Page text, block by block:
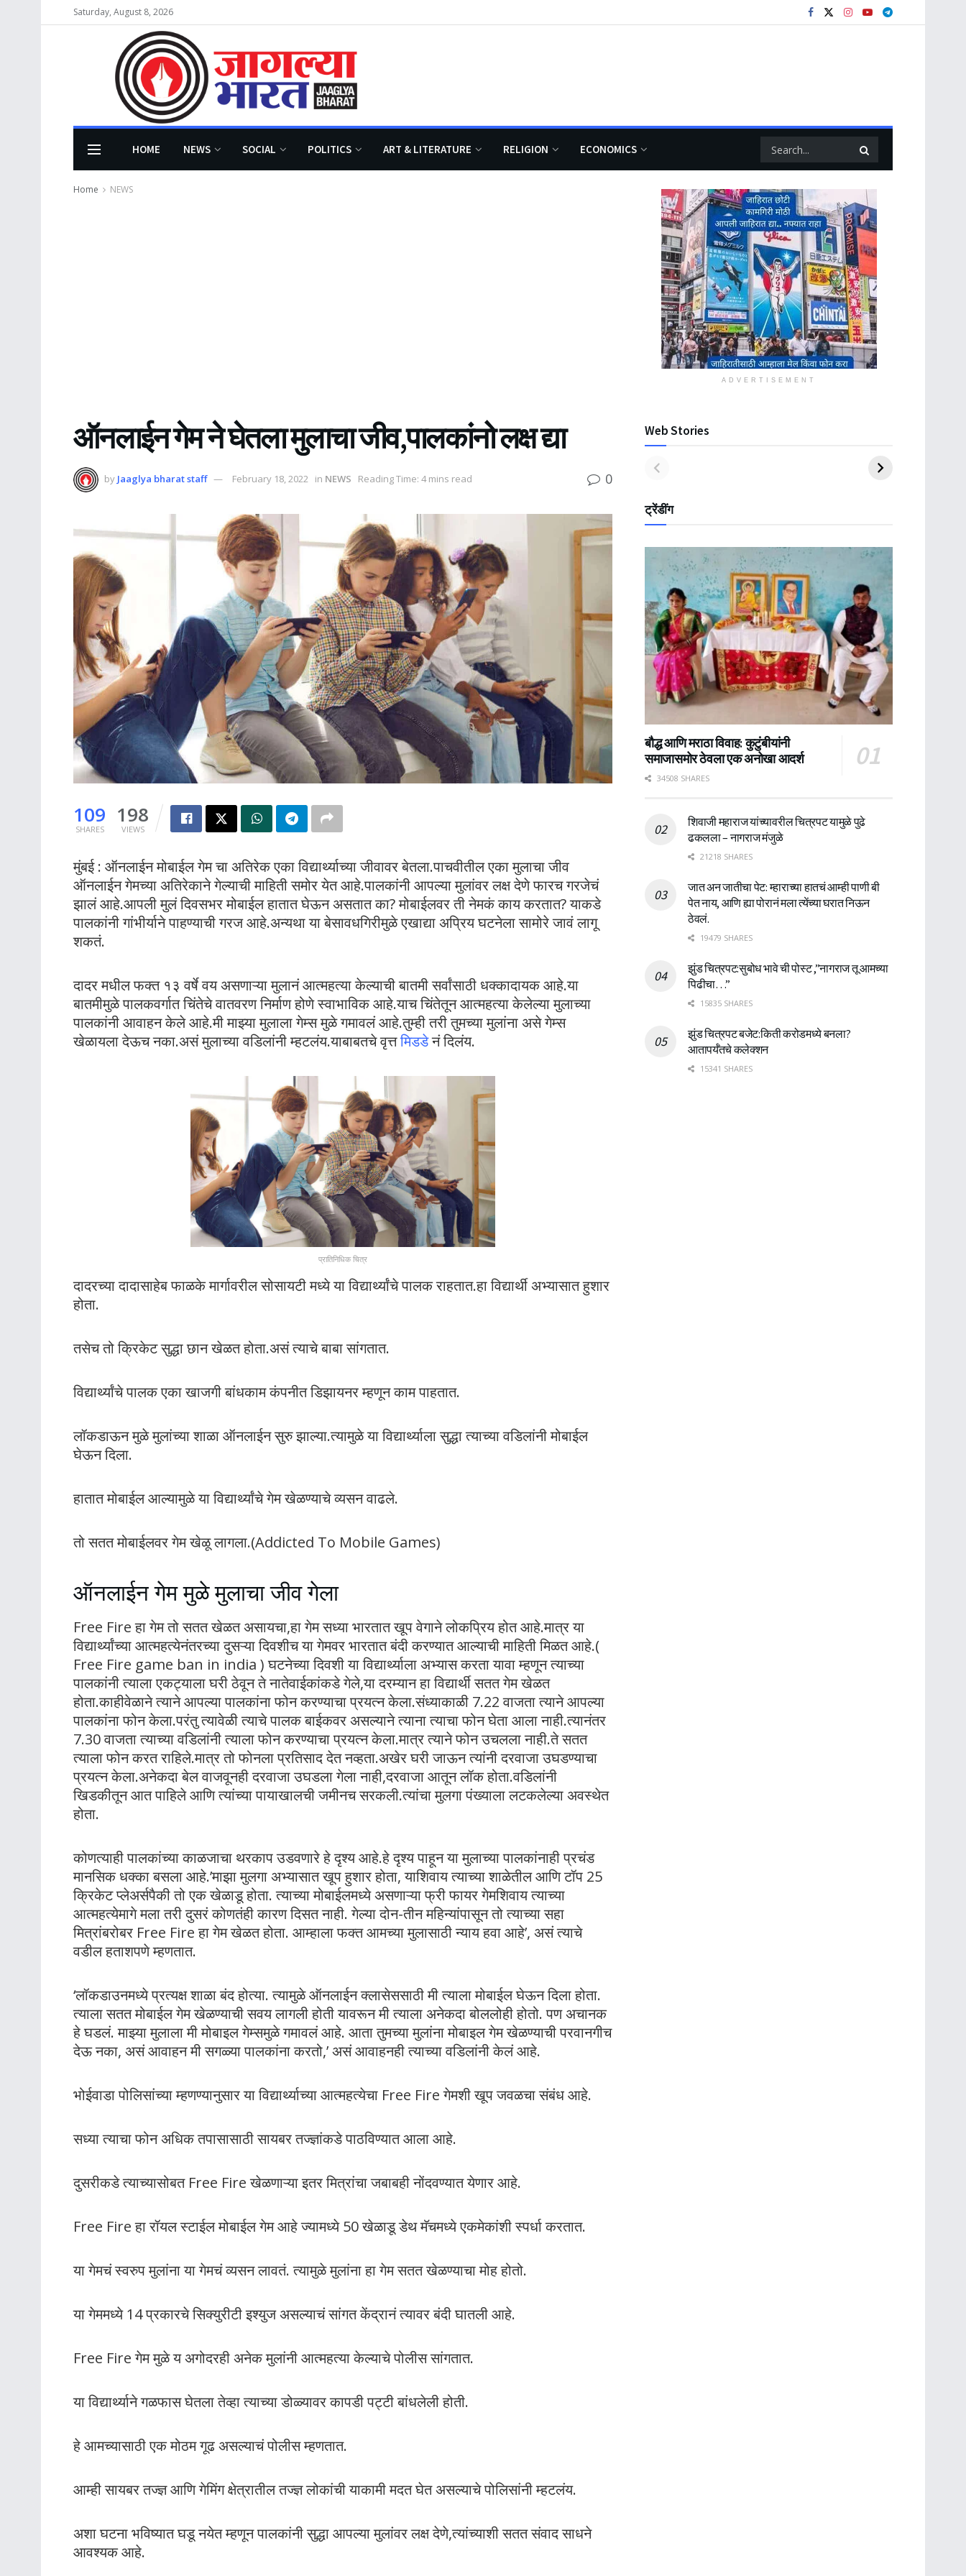
Saturday, August 8, 2026
HOME NEWS SOCIAL POLITICS ART & LITERATURE RELIGION ECONOMICS
Home NEWS
ऑनलाईन गेम ने घेतला मुलाचा जीव,पालकांनो लक्ष द्या
by Jaaglya bharat staff February 18, 2022 in NEWS Reading Time: 4 mins read 0
109
SHARES
198
VIEWS
मुंबई : ऑनलाईन मोबाईल गेम चा अतिरेक एका विद्यार्थ्याच्या जीवावर बेतला.पाचवीतील एका मुलाचा जीव
ऑनलाईन गेमच्या अतिरेकाने गेल्याची माहिती समोर येत आहे.पालकांनी आपल्या मुलांवर लक्ष देणे फारच गरजेचं
झालं आहे.आपली मुलं दिवसभर मोबाईल हातात घेऊन असतात का? मोबाईलवर ती नेमकं काय करतात? याकडे
पालकांनी गांभीर्याने पाहण्याची गरज आहे.अन्यथा या बेसावधगिरीमुळे एखाद्या अप्रिय घटनेला सामोरे जावं लागू
शकतं.
दादर मधील फक्त १३ वर्षे वय असणाऱ्या मुलानं आत्महत्या केल्याची बातमी सर्वांसाठी धक्कादायक आहे.या
बातमीमुळे पालकवर्गात चिंतेचे वातवरण निर्माण होणे स्वाभाविक आहे.याच चिंतेतून आत्महत्या केलेल्या मुलाच्या
पालकांनी आवाहन केले आहे.मी माझ्या मुलाला गेम्स मुळे गमावलं आहे.तुम्ही तरी तुमच्या मुलांना असे गेम्स
खेळायला देऊच नका.असं मुलाच्या वडिलांनी म्हटलंय.याबाबतचे वृत्तमिडडेनं दिलंय.
प्रातिनिधिक चित्र
दादरच्या दादासाहेब फाळके मार्गावरील सोसायटी मध्ये या विद्यार्थ्यांचे पालक राहतात.हा विद्यार्थी अभ्यासात हुशार
होता.
तसेच तो क्रिकेट सुद्धा छान खेळत होता.असं त्याचे बाबा सांगतात.
विद्यार्थ्यांचे पालक एका खाजगी बांधकाम कंपनीत डिझायनर म्हणून काम पाहतात.
लॉकडाऊन मुळे मुलांच्या शाळा ऑनलाईन सुरु झाल्या.त्यामुळे या विद्यार्थ्याला सुद्धा त्याच्या वडिलांनी मोबाईल
घेऊन दिला.
हातात मोबाईल आल्यामुळे या विद्यार्थ्यांचे गेम खेळण्याचे व्यसन वाढले.
तो सतत मोबाईलवर गेम खेळू लागला.(Addicted To Mobile Games)
ऑनलाईन गेम मुळे मुलाचा जीव गेला
Free Fire हा गेम तो सतत खेळत असायचा,हा गेम सध्या भारतात खूप वेगाने लोकप्रिय होत आहे.मात्र या
विद्यार्थ्यांच्या आत्महत्येनंतरच्या दुसऱ्या दिवशीच या गेमवर भारतात बंदी करण्यात आल्याची माहिती मिळत आहे.(
Free Fire game ban in india ) घटनेच्या दिवशी या विद्यार्थ्याला अभ्यास करता यावा म्हणून त्याच्या
पालकांनी त्याला एकट्याला घरी ठेवून ते नातेवाईकांकडे गेले,या दरम्यान हा विद्यार्थी सतत गेम खेळत
होता.काहीवेळाने त्याने आपल्या पालकांना फोन करण्याचा प्रयत्न केला.संध्याकाळी 7.22 वाजता त्याने आपल्या
पालकांना फोन केला.परंतु त्यावेळी त्याचे पालक बाईकवर असल्याने त्याना त्याचा फोन घेता आला नाही.त्यानंतर
7.30 वाजता त्याच्या वडिलांनी त्याला फोन करण्याचा प्रयत्न केला.मात्र त्याने फोन उचलला नाही.ते सतत
त्याला फोन करत राहिले.मात्र तो फोनला प्रतिसाद देत नव्हता.अखेर घरी जाऊन त्यांनी दरवाजा उघडण्याचा
प्रयत्न केला.अनेकदा बेल वाजवूनही दरवाजा उघडला गेला नाही,दरवाजा आतून लॉक होता.वडिलांनी
खिडकीतून आत पाहिले आणि त्यांच्या पायाखालची जमीनच सरकली.त्यांचा मुलगा पंख्याला लटकलेल्या अवस्थेत
होता.
कोणत्याही पालकांच्या काळजाचा थरकाप उडवणारे हे दृश्य आहे.हे दृश्य पाहून या मुलाच्या पालकांनाही प्रचंड
मानसिक धक्का बसला आहे.’माझा मुलगा अभ्यासात खूप हुशार होता, याशिवाय त्याच्या शाळेतील आणि टॉप 25
क्रिकेट प्लेअर्सपैकी तो एक खेळाडू होता. त्याच्या मोबाईलमध्ये असणाऱ्या फ्री फायर गेमशिवाय त्याच्या
आत्महत्येमागे मला तरी दुसरं कोणतंही कारण दिसत नाही. गेल्या दोन-तीन महिन्यांपासून तो त्याच्या सहा
मित्रांबरोबर Free Fire हा गेम खेळत होता. आम्हाला फक्त आमच्या मुलासाठी न्याय हवा आहे’, असं त्याचे
वडील हताशपणे म्हणतात.
‘लॉकडाउनमध्ये प्रत्यक्ष शाळा बंद होत्या. त्यामुळे ऑनलाईन क्लासेससाठी मी त्याला मोबाईल घेऊन दिला होता.
त्याला सतत मोबाईल गेम खेळण्याची सवय लागली होती यावरून मी त्याला अनेकदा बोललोही होतो. पण अचानक
हे घडलं. माझ्या मुलाला मी मोबाइल गेम्समुळे गमावलं आहे. आता तुमच्या मुलांना मोबाइल गेम खेळण्याची परवानगीच
देऊ नका, असं आवाहन मी सगळ्या पालकांना करतो,’ असं आवाहनही त्याच्या वडिलांनी केलं आहे.
भोईवाडा पोलिसांच्या म्हणण्यानुसार या विद्यार्थ्याच्या आत्महत्येचा Free Fire गेमशी खूप जवळचा संबंध आहे.
सध्या त्याचा फोन अधिक तपासासाठी सायबर तज्ज्ञांकडे पाठविण्यात आला आहे.
दुसरीकडे त्याच्यासोबत Free Fire खेळणाऱ्या इतर मित्रांचा जबाबही नोंदवण्यात येणार आहे.
Free Fire हा रॉयल स्टाईल मोबाईल गेम आहे ज्यामध्ये 50 खेळाडू डेथ मॅचमध्ये एकमेकांशी स्पर्धा करतात.
या गेमचं स्वरुप मुलांना या गेमचं व्यसन लावतं. त्यामुळे मुलांना हा गेम सतत खेळण्याचा मोह होतो.
या गेममध्ये 14 प्रकारचे सिक्युरीटी इश्युज असल्याचं सांगत केंद्रानं त्यावर बंदी घातली आहे.
Free Fire गेम मुळे य अगोदरही अनेक मुलांनी आत्महत्या केल्याचे पोलीस सांगतात.
या विद्यार्थ्याने गळफास घेतला तेव्हा त्याच्या डोळ्यावर कापडी पट्टी बांधलेली होती.
हे आमच्यासाठी एक मोठम गूढ असल्याचं पोलीस म्हणतात.
आम्ही सायबर तज्ज्ञ आणि गेमिंग क्षेत्रातील तज्ज्ञ लोकांची याकामी मदत घेत असल्याचे पोलिसांनी म्हटलंय.
अशा घटना भविष्यात घडू नयेत म्हणून पालकांनी सुद्धा आपल्या मुलांवर लक्ष देणे,त्यांच्याशी सतत संवाद साधने
आवश्यक आहे.
ADVERTISEMENT
Web Stories
ट्रेंडींग
बौद्ध आणि मराठा विवाह: कुटुंबीयांनी
समाजासमोर ठेवला एक अनोखा आदर्श
34508 SHARES
शिवाजी महाराज यांच्यावरील चित्रपट यामुळे पुढे
ढकलला – नागराज मंजुळे
21218 SHARES
जात अन जातीचा पेट: म्हाराच्या हातचं आम्ही पाणी बी
पेत नाय, आणि ह्या पोरानं मला त्येंच्या घरात निऊन
ठेवलं.
19479 SHARES
झुंड चित्रपट:सुबोध भावे ची पोस्ट ,”नागराज तू आमच्या
पिढीचा…”
15835 SHARES
झुंड चित्रपट बजेट:किती करोडमध्ये बनला?
आतापर्यँतचे कलेक्शन
15341 SHARES